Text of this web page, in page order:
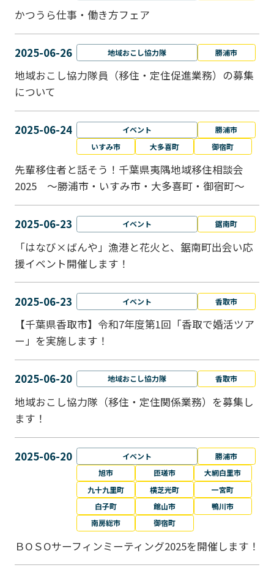
かつうら仕事・働き方フェア
2025-06-26 地域おこし協力隊 勝浦市
地域おこし協力隊員（移住・定住促進業務）の募集
について
2025-06-24 イベント
勝浦市
いすみ市
大多喜町 御宿町
先輩移住者と話そう！千葉県夷隅地域移住相談会
2025 ～勝浦市・いすみ市・大多喜町・御宿町～
2025-06-23 イベント 鋸南町
「はなび×ばんや」漁港と花火と、鋸南町出会い応
援イベント開催します！
2025-06-23 イベント 香取市
【千葉県香取市】令和7年度第1回「香取で婚活ツア
ー」を実施します！
2025-06-20 地域おこし協力隊 香取市
地域おこし協力隊（移住・定住関係業務）を募集し
ます！
2025-06-20 イベント
勝浦市
旭市
匝瑳市
大網白里市
九十九里町
横芝光町
一宮町
白子町
館山市
鴨川市
南房総市
御宿町
ＢОＳОサーフィンミーティング2025を開催します！